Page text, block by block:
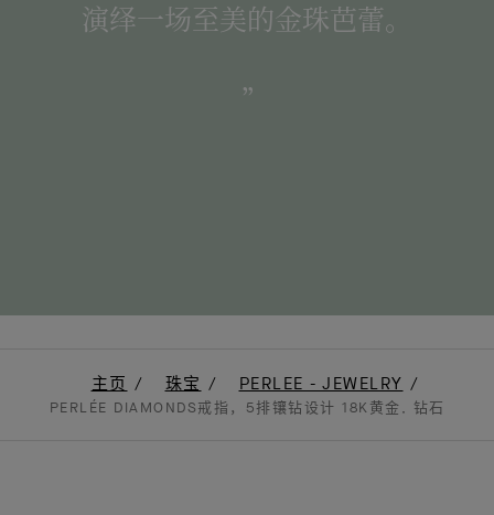
演绎一场至美的金珠芭蕾。
主页 珠宝 PERLEE - JEWELRY
PERLÉE DIAMONDS戒指，5排镶钻设计 18K黄金, 钻石